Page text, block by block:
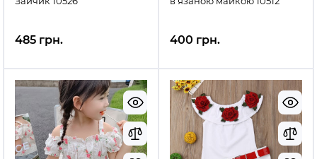
485 грн. 400 грн.